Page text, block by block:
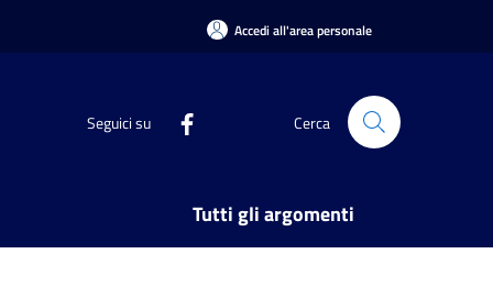
Accedi all'area personale
Seguici su Cerca
Tutti gli argomenti